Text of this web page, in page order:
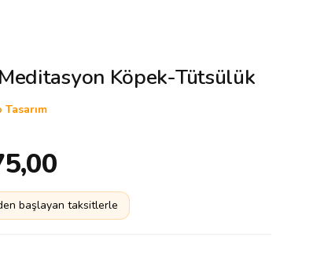
Köpek-Tütsülük
Tasarım
başlayan taksitlerle